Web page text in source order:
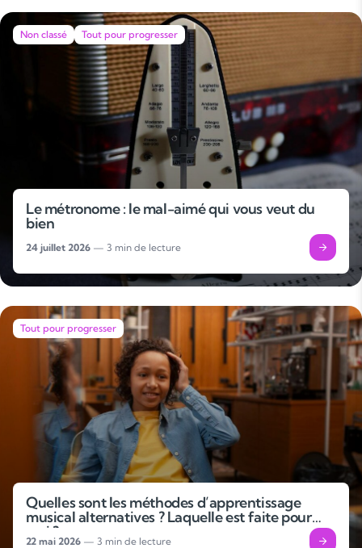
Non classé Tout pour progresser
Le métronome : le mal-aimé qui vous veut du
bien
24 juillet 2026 — 3 min de lecture
Tout pour progresser
Quelles sont les méthodes d’apprentissage
musical alternatives ? Laquelle est faite pour
moi ?
22 mai 2026 — 3 min de lecture